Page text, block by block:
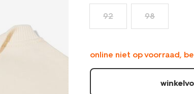
92 98
online niet op voorraad,